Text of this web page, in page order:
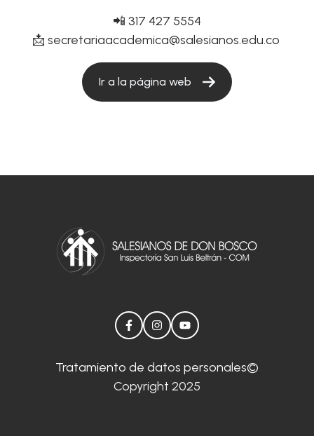
📲 317 427 5554
📩 secretariaacademica@salesianos.edu.co
Ir a la página web
Tratamiento de datos personales©
Copyright 2025